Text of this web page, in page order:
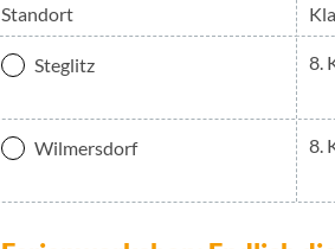
Standort
Steglitz 8.
Wilmersdorf 8.